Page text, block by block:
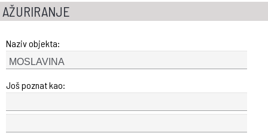
AŽURIRANJE
Naziv objekta:
Još poznat kao: